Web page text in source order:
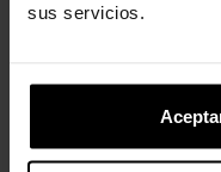
sus servicios.
4 otros